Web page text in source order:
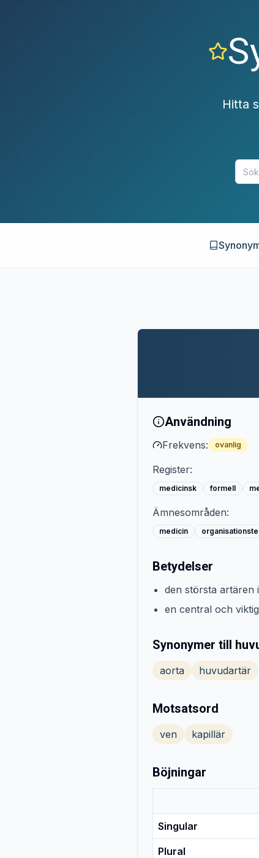
Hitta
Användning
Frekvens: ovanlig
Register:
medicinsk formell
Ämnesområden:
medicin
Betydelser
den största
en central och
Synonymer till
aorta huvudartär
Motsatsord
ven kapillär
Böjningar
Singular
Plural